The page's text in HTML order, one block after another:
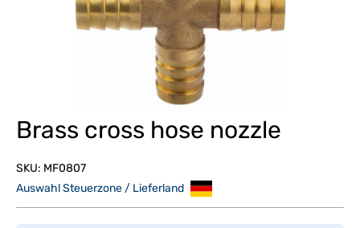
Brass cross hose nozzle
SKU: MF0807
Auswahl Steuerzone / Lieferland